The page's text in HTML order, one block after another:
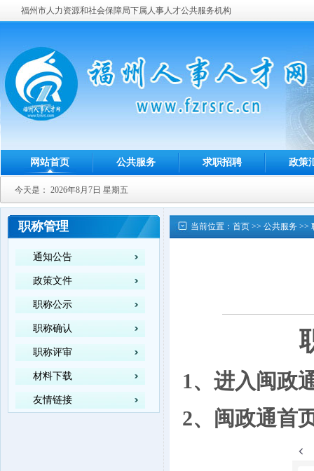
福州市人力资源和社会保障局下属人事人才公共服务机构
网站首页 公共服务 求职招聘 政策
今天是： 2026年8月7日 星期五
职称管理
通知公告
政策文件
职称公示
职称确认
职称评审
材料下载
友情链接
当前位置： 首页 >> 公共服务 >>
1、进入闽政
2、 闽政通首